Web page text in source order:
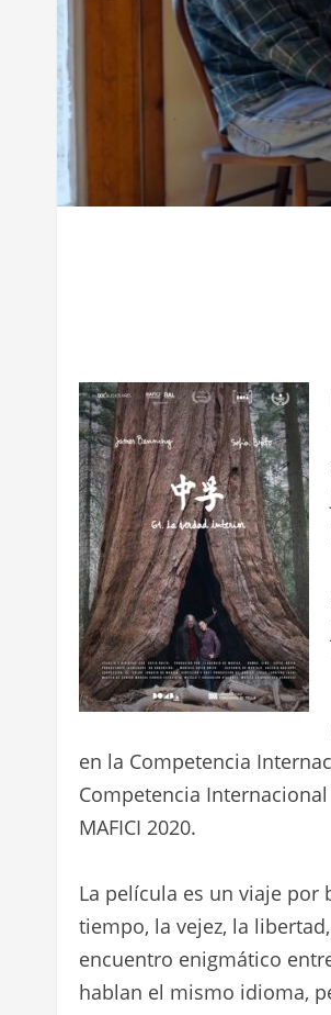
en la Competencia
Competencia Internacional
MAFICI 2020.
La película es un viaje por
tiempo, la vejez, la
encuentro enigmático
hablan el mismo idioma,